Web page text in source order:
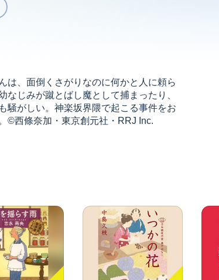
は、面倒くさがりなのに何かと人に頼ら
じみが蹴とばし魔として捕まったり、
騒がしい。神楽坂界隈で起こる事件をお
©西條奈加・東京創元社・RRJ Inc.